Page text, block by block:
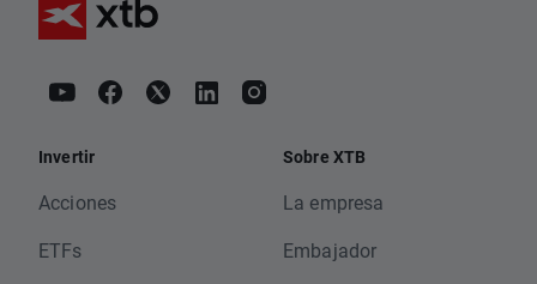
Invertir
Acciones
ETFs
Sobre XTB
La empresa
Embajador